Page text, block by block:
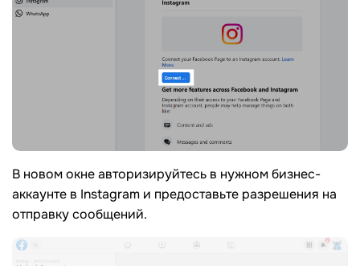
В новом окне авторизируйтесь в нужном бизнес-
аккаунте в Instagram и предоставьте разрешения на
отправку сообщений.